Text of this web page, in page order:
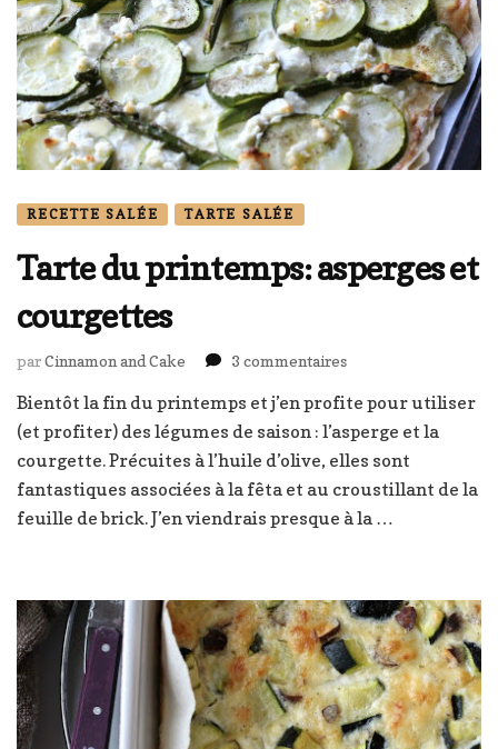
RECETTE SALÉE TARTE SALÉE
Tarte du printemps: asperges et
courgettes
parCinnamon and Cake 3 commentairessur
du
printemps:
asperges
courgettes
Bientôt la fin du printemps et j’en profite pour utiliser
(et profiter) des légumes de saison : l’asperge et la
courgette. Précuites à l’huile d’olive, elles sont
fantastiques associées à la fêta et au croustillant de la
feuille de brick. J’en viendrais presque à la …